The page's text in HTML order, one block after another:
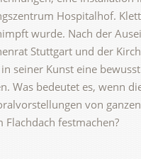
Hospitalhof.
wurde. Nach der
Stuttgart und der
seiner Kunst eine
Was bedeutet es, wenn
von
festmachen?